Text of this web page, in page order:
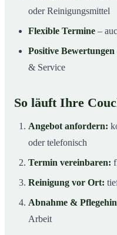
oder Reinigungsmittel
Flexible Termine –
Positive Bewertungen
& Service
So läuft Ihre
Angebot anfordern:
oder telefonisch
Termin vereinbaren:
Reinigung vor Ort:
Abnahme &
Arbeit